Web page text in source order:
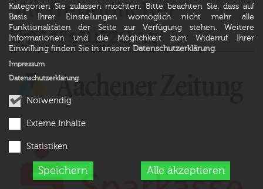
Kategorien Sie zulassen möchten. Bitte beachten Sie, dass auf
Basis Ihrer Einstellungen womöglich nicht mehr alle
Funktionalitäten der Seite zur Verfügung stehen. Weitere
Informationen und die Möglichkeit zum Widerruf Ihrer
Einwillung finden Sie in unserer Datenschutzerklärung.
Notwendig
Externe Inhalte
Statistiken
Speichern Alle akzeptieren
Impressum
Datenschutzerklärung
Mit freundlicher
Unterstützung